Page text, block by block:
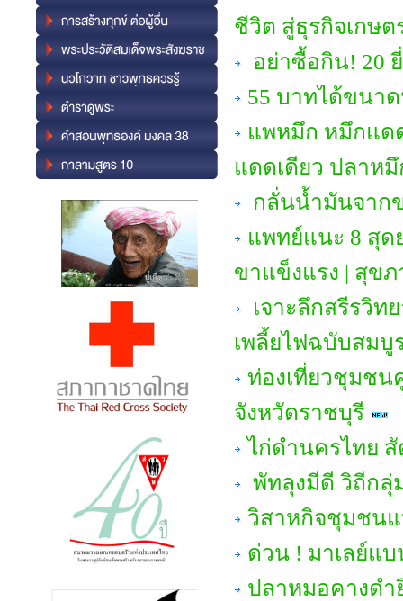
ชีวิต สู่ธุรกิจเกษต
อย่าซื้อกิน! 20
55 บาทได้ขนา
แพหมึก หมึกแด
แดดเดียว ปลาหมึ
กลั่นน้ำมันจาก
แพทย์แนะ 8 สุด
ขาแข็งแรง | สุขภ
เจาะลึกสรีรวิ
เพลี้ยไฟฉบับสม
ท่องเที่ยวชุมชน
จังหวัดราชบุรี
ไก่ดำนครไทย
พัทลุงมีดี วิถีกลุ่
วิสาหกิจชุมชนแ
ด่วน ! มาเลย์แ
ปลาหมอคางดำ